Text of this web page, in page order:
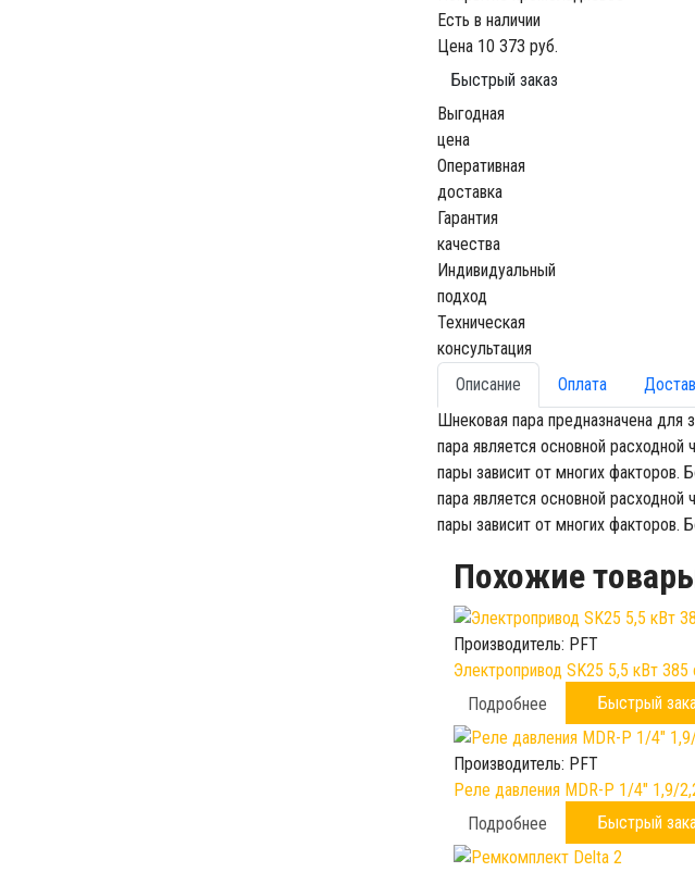
Есть в наличии
Цена 10 373 руб.
Быстрый заказ
Выгодная
цена
Оперативная
доставка
Гарантия
качества
Индивидуальный
подход
Техническая
консультация
Описание
Оплата
Шнековая пара предназначена для
пара является основной
пары зависит от многих факторов.
пара является основной
пары зависит от многих факторов.
Похожие
Производитель: PFT
Электропривод SK25 5,5 кВт
Подробнее
Быстрый
Производитель: PFT
Реле давления MDR-P 1/4" 1,9/
Подробнее
Быстрый